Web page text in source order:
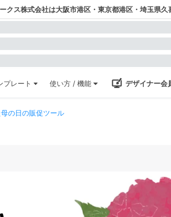
クス株式会社は大阪市港区・東京都港区・埼玉県
プレート 使い方 / 機能 デザイナー会
の日の販促ツール